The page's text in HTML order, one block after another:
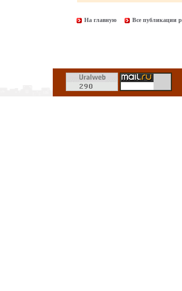
На главную Все публикации